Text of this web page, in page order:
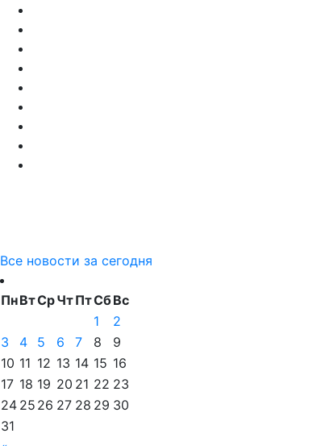
Все новости за сегодня
ПнВтСрЧтПтСбВс
1
2
3
4 5 6 7 8
9
10 11 12 13 14 15 16
17 18 19 20 21 22 23
24 25 26 27 28 29 30
31